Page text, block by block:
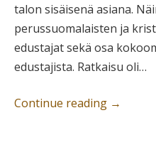
talon sisäisenä asiana.
perussuomalaisten ja
edustajat sekä osa
edustajista. Ratkaisu oli…
Continue reading →